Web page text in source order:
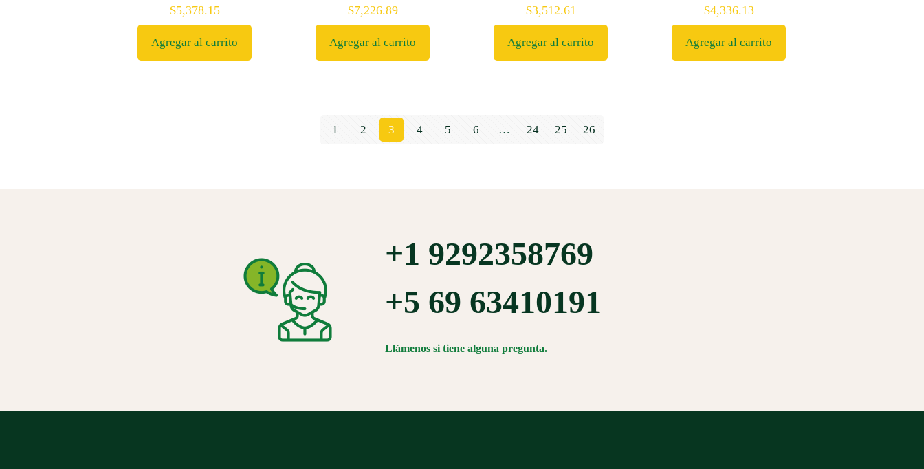
$5,378.15
Agregar al carrito
$7,226.89
Agregar al carrito
$3,512.61
Agregar al carrito
$4,336.13
Agregar al carrito
1 2 3 4 5 6 … 24 25 26
+1 9292358769
+5 69 63410191
Llámenos si tiene alguna pregunta.